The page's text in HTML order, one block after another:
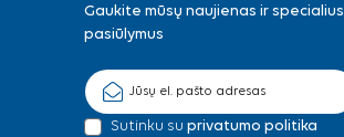
Gaukite mūsų naujienas ir specialius
pasiūlymus
Sutinku su privatumo politika